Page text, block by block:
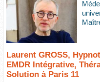
Laurent GROSS,
EMDR Intégrative,
Solution à Paris 11